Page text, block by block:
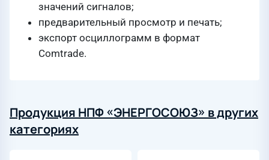
значений сигналов;
предварительный просмотр и печать;
экспорт осциллограмм в формат
Comtrade.
Продукция НПФ «ЭНЕРГОСОЮЗ» в других
категориях